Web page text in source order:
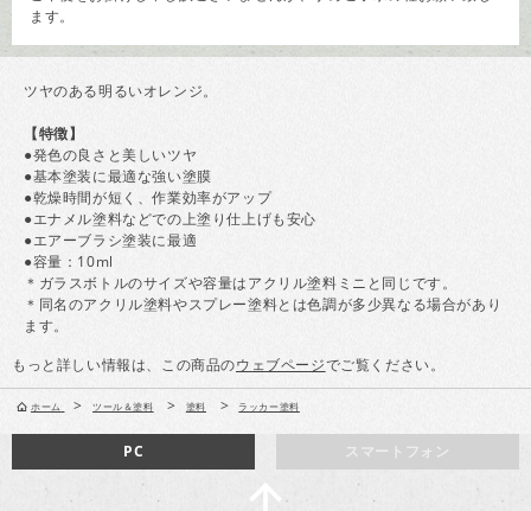
ます。
ツヤのある明るいオレンジ。
【特徴】
●発色の良さと美しいツヤ
●基本塗装に最適な強い塗膜
●乾燥時間が短く、作業効率がアップ
●エナメル塗料などでの上塗り仕上げも安心
●エアーブラシ塗装に最適
●容量：10ml
＊ガラスボトルのサイズや容量はアクリル塗料ミニと同じです。
＊同名のアクリル塗料やスプレー塗料とは色調が多少異なる場合があり
ます。
もっと詳しい情報は、この商品のウェブページでご覧ください。
ホーム > ツール＆塗料 > 塗料 > ラッカー塗料
スマートフォン
PC